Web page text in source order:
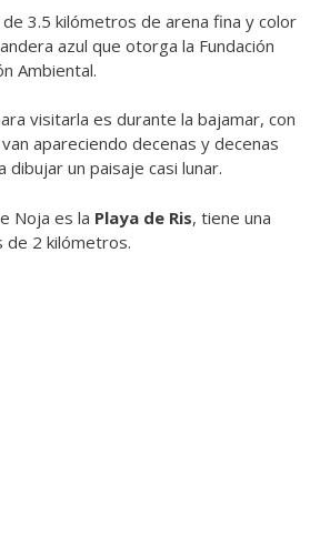
3.5 kilómetros de arena fina y color
azul que otorga la Fundación
Ambiental.
visitarla es durante la bajamar, con
apareciendo decenas y decenas
dibujar un paisaje casi lunar.
Noja es la Playa de Ris, tiene una
de 2 kilómetros.